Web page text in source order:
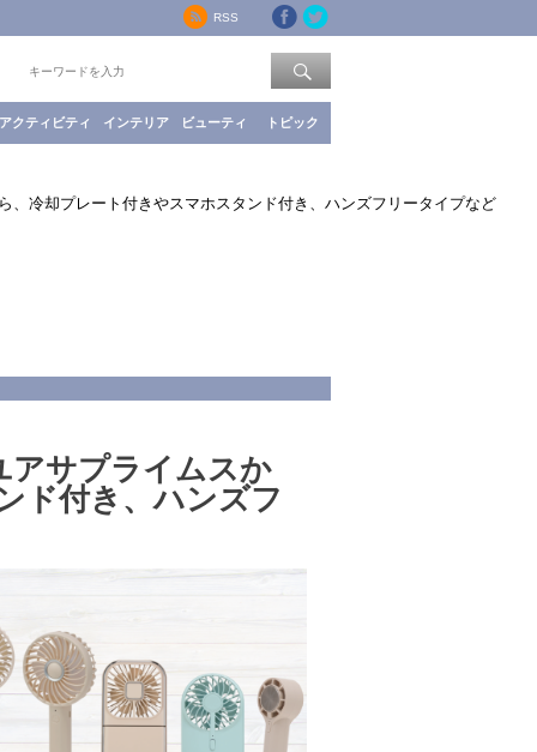
RSS
アクティビティ インテリア ビューティ トピック
、冷却プレート付きやスマホスタンド付き、ハンズフリータイプなど
アサプライムスか
ド付き、ハンズフ